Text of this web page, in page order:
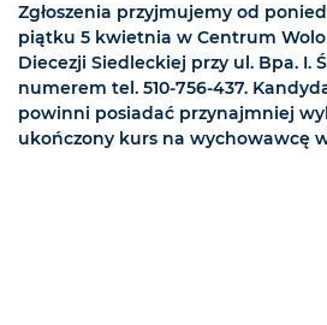
Zgłoszenia przyjmujemy od
piątku 5 kwietnia w Centrum
Diecezji Siedleckiej przy ul. Bpa. I.
numerem tel. 510-756-437.
powinni posiadać przynajmniej
ukończony kurs na wychowawcę